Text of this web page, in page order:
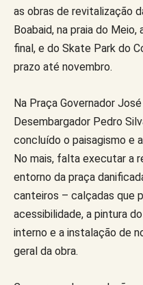
as obras de revitalização
Boabaid, na praia do
final, e do Skate Park do
prazo até novembro.
Na Praça Governador
Desembargador Pedro
concluído o paisagismo e
No mais, falta executar a
entorno da praça
canteiros – calçadas que
acessibilidade, a pintura
interno e a instalação de
geral da obra.